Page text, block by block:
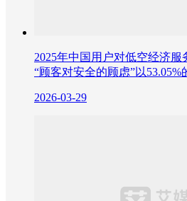
2025年中国用户对低空经济服
“顾客对安全的顾虑”以53.05%
2026-03-29